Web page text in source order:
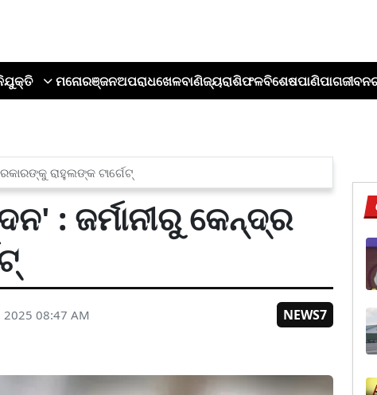
ମନୋରଞ୍ଜନଅପରାଧଖେଳବାଣିଜ୍ୟରାଶିଫଳବିଶେଷପାଣିପାଗ
ରାହୁଲଙ୍କ ଟାର୍ଗେଟ୍
: ଜର୍ମାନୀରୁ କେନ୍ଦ୍ର
08:47 AM
NEWS7